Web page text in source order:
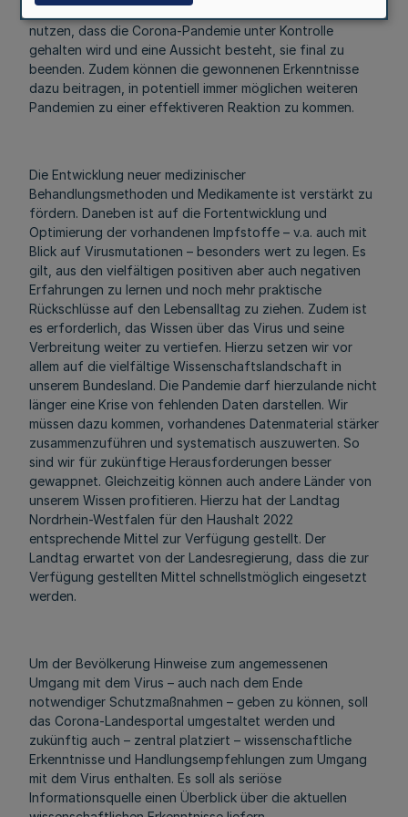
nutzen, dass die Corona-Pandemie unter Kontrolle
gehalten wird und eine Aussicht besteht, sie final zu
beenden. Zudem können die gewonnenen Erkenntnisse
dazu beitragen, in potentiell immer möglichen weiteren
Pandemien zu einer effektiveren Reaktion zu kommen.
Die Entwicklung neuer medizinischer
Behandlungsmethoden und Medikamente ist verstärkt zu
fördern. Daneben ist auf die Fortentwicklung und
Optimierung der vorhandenen Impfstoffe – v.a. auch mit
Blick auf Virusmutationen – besonders wert zu legen. Es
gilt, aus den vielfältigen positiven aber auch negativen
Erfahrungen zu lernen und noch mehr praktische
Rückschlüsse auf den Lebensalltag zu ziehen. Zudem ist
es erforderlich, das Wissen über das Virus und seine
Verbreitung weiter zu vertiefen. Hierzu setzen wir vor
allem auf die vielfältige Wissenschaftslandschaft in
unserem Bundesland. Die Pandemie darf hierzulande nicht
länger eine Krise von fehlenden Daten darstellen. Wir
müssen dazu kommen, vorhandenes Datenmaterial stärker
zusammenzuführen und systematisch auszuwerten. So
sind wir für zukünftige Herausforderungen besser
gewappnet. Gleichzeitig können auch andere Länder von
unserem Wissen profitieren. Hierzu hat der Landtag
Nordrhein-Westfalen für den Haushalt 2022
entsprechende Mittel zur Verfügung gestellt. Der
Landtag erwartet von der Landesregierung, dass die zur
Verfügung gestellten Mittel schnellstmöglich eingesetzt
werden.
Um der Bevölkerung Hinweise zum angemessenen
Umgang mit dem Virus – auch nach dem Ende
notwendiger Schutzmaßnahmen – geben zu können, soll
das Corona-Landesportal umgestaltet werden und
zukünftig auch – zentral platziert – wissenschaftliche
Erkenntnisse und Handlungsempfehlungen zum Umgang
mit dem Virus enthalten. Es soll als seriöse
Informationsquelle einen Überblick über die aktuellen